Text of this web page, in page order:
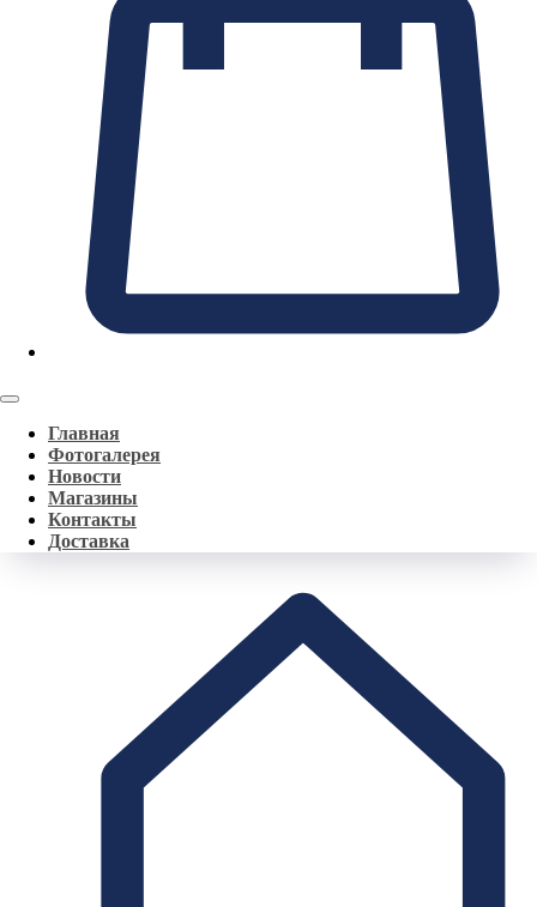
Главная
Фотогалерея
Новости
Магазины
Контакты
Доставка